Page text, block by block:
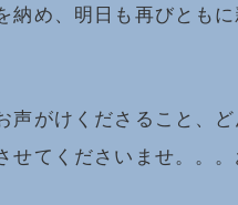
め、明日も再びともに
がけくださること、
てくださいませ。。。